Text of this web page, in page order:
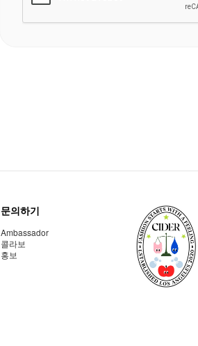
문의하기
Ambassador
콜라보
홍보